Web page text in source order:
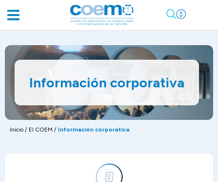
Información corporativa
Inicio / El COEM / Información corporativa